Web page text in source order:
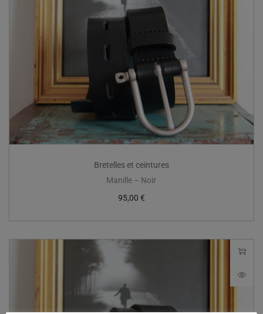
Bretelles et ceintures
Manille – Noir
95,00 €